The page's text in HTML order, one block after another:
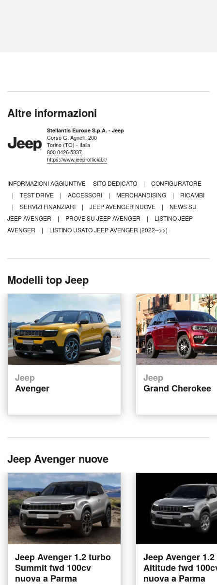
Altre informazioni
Stellantis Europe S.p.A. - Jeep
Corso G. Agnelli, 200
Torino (TO) - Italia
800 0426 5337
https://www.jeep-official.it/
INFORMAZIONI AGGIUNTIVE SITO DEDICATO |
CONFIGURATORE
|
TEST DRIVE | ACCESSORI | MERCHANDISING |
RICAMBI
|
SERVIZI FINANZIARI | JEEP AVENGER NUOVE |
NEWS SU
JEEP AVENGER
| PROVE SU JEEP AVENGER |
LISTINO JEEP
AVENGER
| LISTINO USATO JEEP AVENGER (2022-->>)
Modelli top Jeep
Jeep
Avenger
Jeep
Grand Cherokee
Jeep Avenger nuove
Jeep Avenger 1.2 turbo
Summit fwd 100cv
nuova a Parma
Jeep Avenger
Altitude fwd
nuova a Parma